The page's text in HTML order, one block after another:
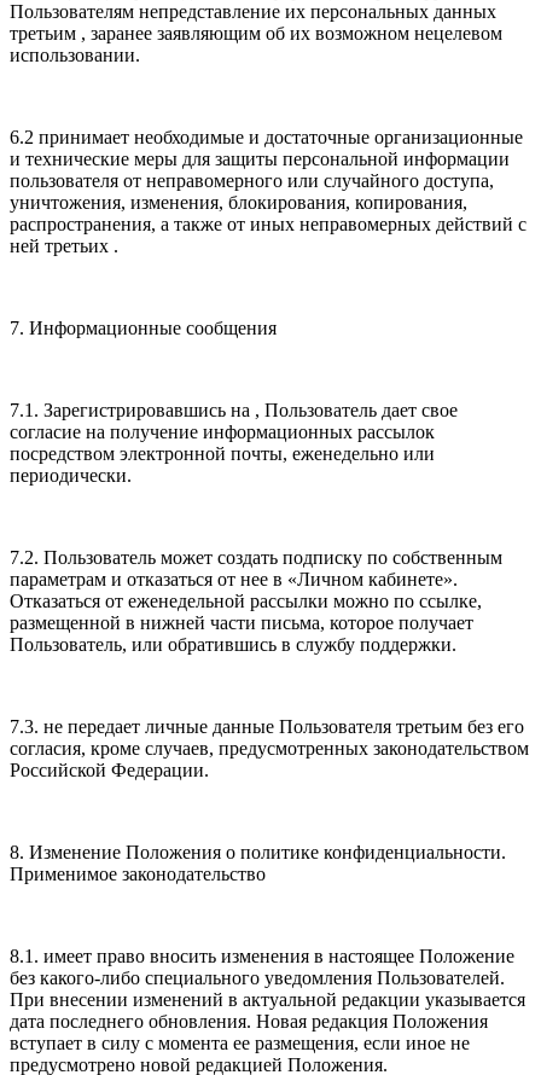
Пользователям непредставление их персональных данных
третьим , заранее заявляющим об их возможном нецелевом
использовании.
6.2 принимает необходимые и достаточные организационные
и технические меры для защиты персональной информации
пользователя от неправомерного или случайного доступа,
уничтожения, изменения, блокирования, копирования,
распространения, а также от иных неправомерных действий с
ней третьих .
7. Информационные сообщения
7.1. Зарегистрировавшись на , Пользователь дает свое
согласие на получение информационных рассылок
посредством электронной почты, еженедельно или
периодически.
7.2. Пользователь может создать подписку по собственным
параметрам и отказаться от нее в «Личном кабинете».
Отказаться от еженедельной рассылки можно по ссылке,
размещенной в нижней части письма, которое получает
Пользователь, или обратившись в службу поддержки.
7.3. не передает личные данные Пользователя третьим без его
согласия, кроме случаев, предусмотренных законодательством
Российской Федерации.
8. Изменение Положения о политике конфиденциальности.
Применимое законодательство
8.1. имеет право вносить изменения в настоящее Положение
без какого-либо специального уведомления Пользователей.
При внесении изменений в актуальной редакции указывается
дата последнего обновления. Новая редакция Положения
вступает в силу с момента ее размещения, если иное не
предусмотрено новой редакцией Положения.